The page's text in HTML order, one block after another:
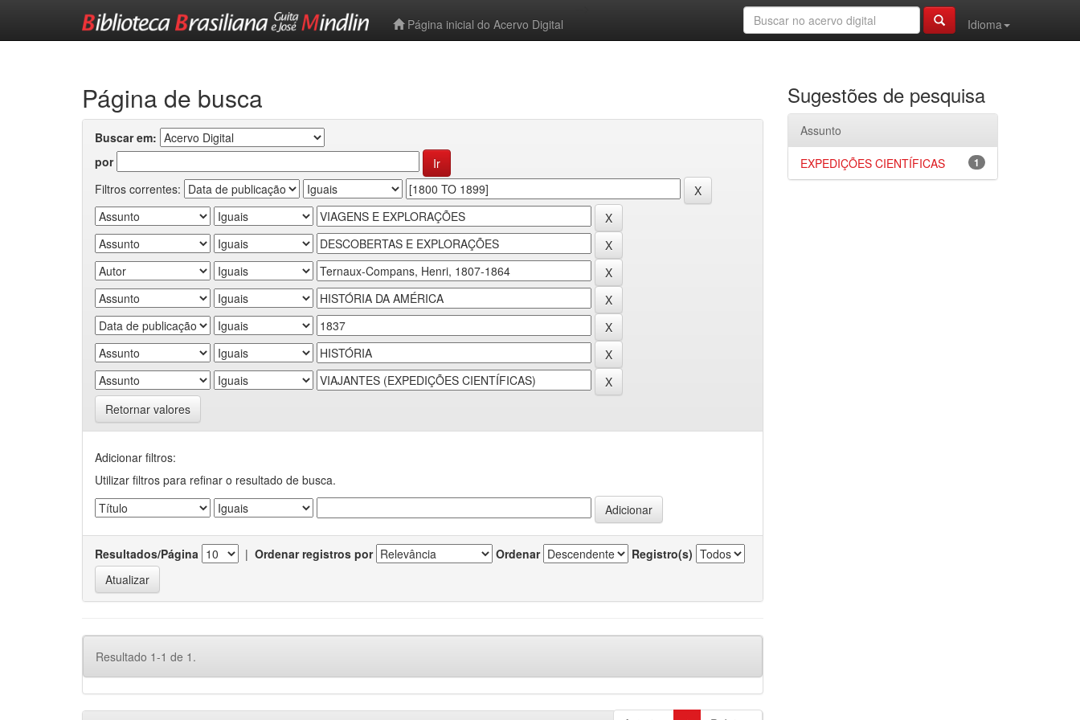
Página inicial do Acervo Digital
Idioma
Página de busca
Buscar em:
por
Filtros correntes:
Retornar valores
Adicionar filtros:
Utilizar filtros para refinar o resultado de busca.
Resultados/Página | Ordenar registros por Ordenar Registro(s)
Resultado 1-1 de 1.
Sugestões de pesquisa
Assunto
1
EXPEDIÇÕES CIENTÍFICAS